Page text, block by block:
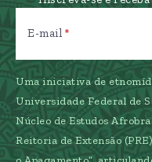
E-mail
Uma iniciativa de
Universidade Federal de
Núcleo de Estudos
Reitoria de Extensão